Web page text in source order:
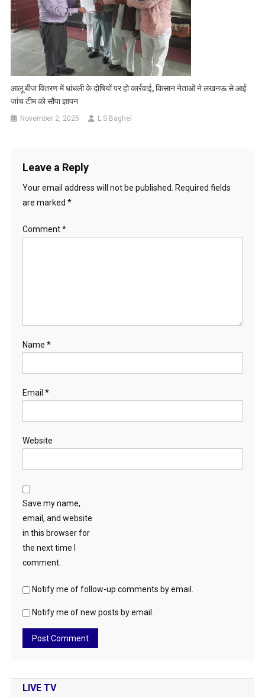
आलू बीज वितरण में धांधली के दोषियों पर हो कार्रवाई, किसान नेताओं ने लखनऊ से आई
जांच टीम को सौंपा ज्ञापन
November 2, 2025 L.S Baghel
Leave a Reply
Your email address will not be published.
Required fields
are marked *
Comment*
Name *
Email *
Website
Save my name,
email, and website
in this browser for
the next time I
comment.
Notify me of follow-up comments by email.
Notify me of new posts by email.
LIVE TV